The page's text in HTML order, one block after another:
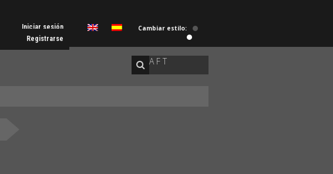
Iniciar sesión
Registrarse
Cambiar estilo:
A F T